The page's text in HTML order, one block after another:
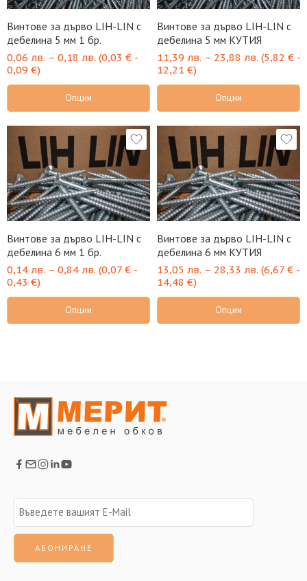
Винтове за дърво LIH-LIN с
дебелина 5 мм 1 бр.
0,06 лв. – 0,18 лв. (0,03 € -
0,09 €)
Опции
Винтове за дърво LIH-LIN с
дебелина 5 мм КУТИЯ
11,39 лв. – 23,88 лв. (5,82 € -
12,21 €)
Опции
Винтове за дърво LIH-LIN с
дебелина 6 мм 1 бр.
0,14 лв. – 0,84 лв. (0,07 € -
0,43 €)
Опции
Винтове за дърво LIH-LIN с
дебелина 6 мм КУТИЯ
13,05 лв. – 28,33 лв. (6,67 € -
14,48 €)
Опции